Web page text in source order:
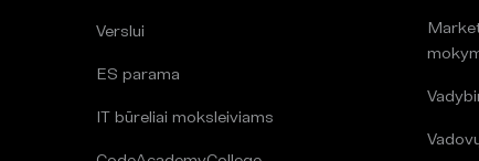
Verslui
ES parama
IT būreliai moksleiviams